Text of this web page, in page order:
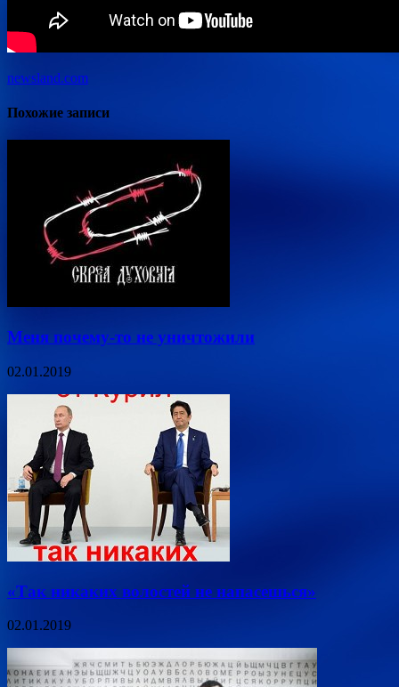
newsland.com
Похожие записи
Меня почему-то не уничтожили
02.01.2019
«Так никаких волостей не напасешься»
02.01.2019